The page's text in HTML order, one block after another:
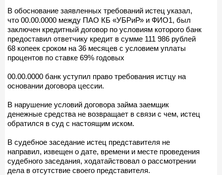
В обоснование заявленных требований истец указал,
что 00.00.0000 между ПАО КБ «УБРиР» и ФИО1, был
заключен кредитный договор по условиям которого банк
предоставил ответчику кредит в сумме 111 986 рублей
68 копеек сроком на 36 месяцев с условием уплаты
процентов по ставке 69% годовых
00.00.0000 банк уступил право требования истцу на
основании договора цессии.
В нарушение условий договора займа заемщик
денежные средства не возвращает в связи с чем, истец
обратился в суд с настоящим иском.
В судебное заседание истец представителя не
направил, извещен о дате, времени и месте проведения
судебного заседания, ходатайствовал о рассмотрении
дела в отсутствие своего представителя.